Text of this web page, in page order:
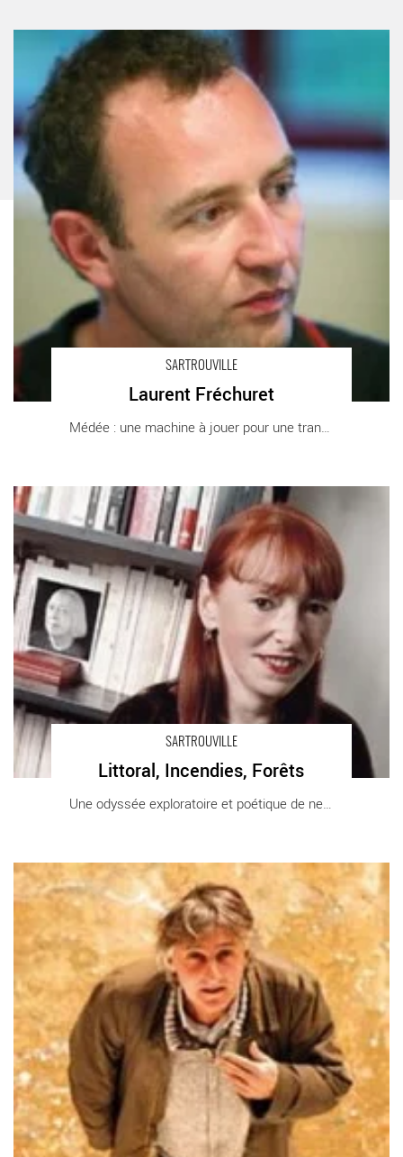
SARTROUVILLE
Laurent Fréchuret
Médée : une machine à jouer pour une transe [...]
Laurent Fréchuret - Critique sortie Théâtre
SARTROUVILLE
Littoral, Incendies, Forêts
Une odyssée exploratoire et poétique de neuf [...]
Littoral, Incendies, Forêts - Critique sortie Théâtre
François Cervantes - Critique sortie Théâtre